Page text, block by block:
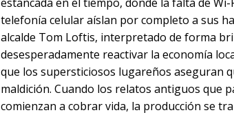
telefonía celular aíslan por completo a sus
alcalde Tom Loftis, interpretado de forma
desesperadamente reactivar la economía
que los supersticiosos lugareños aseguran
maldición. Cuando los relatos antiguos que
comienzan a cobrar vida, la producción se